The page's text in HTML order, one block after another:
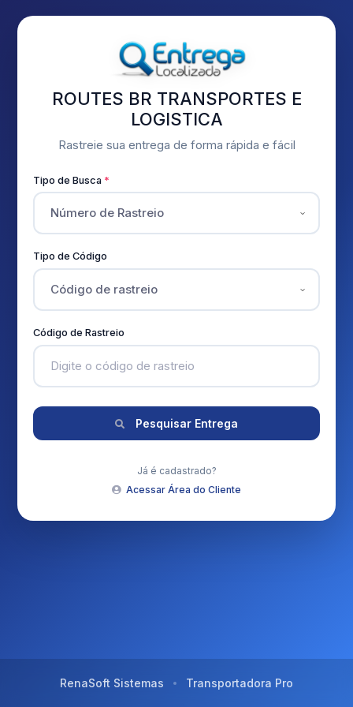
ROUTES BR TRANSPORTES E
LOGISTICA
Rastreie sua entrega de forma rápida e fácil
Tipo de Busca
Tipo de Código
Código de Rastreio
Pesquisar Entrega
Já é cadastrado?
Acessar Área do Cliente
RenaSoft Sistemas Transportadora Pro